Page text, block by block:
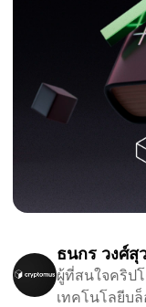
ธนกร วงศ์สุ
ผู้ที่สนใจคริป
เทคโนโลยีบ